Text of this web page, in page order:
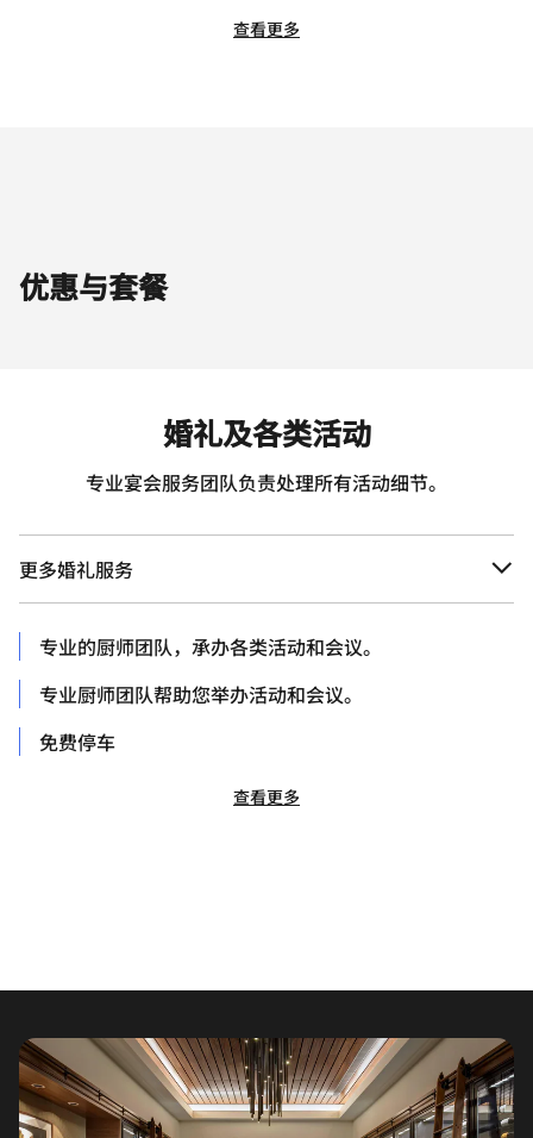
查看更多
优惠与套餐
婚礼及各类活动
专业宴会服务团队负责处理所有活动细节。
更多婚礼服务
专业的厨师团队，承办各类活动和会议。
专业厨师团队帮助您举办活动和会议。
免费停车
查看更多